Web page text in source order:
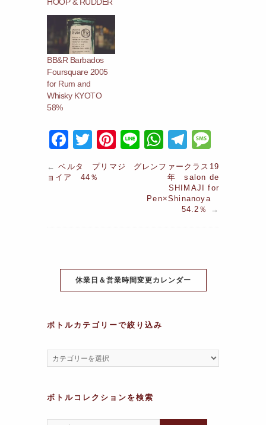
HOOP & RUDDER
BB&R Barbados
Foursquare 2005
for Rum and
Whisky KYOTO
58%
F
a
c
k
T
w
itt
Pi
nt
Li
n
W
h
at
s
T
el
e
gr
a
e
s
s
a
←ベルタ プリマジ
ョイア 44％
グレンファークラス19
年 salon de
SHIMAJI for
Pen×Shinanoya
54.2％
→
休業日＆営業時間変更カレンダー
ボトルカテゴリーで絞り込み
ボトルコレクションを検索